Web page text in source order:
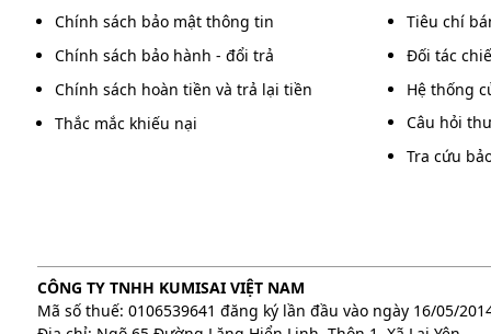
Chính sách bảo mật thông tin
Chính sách bảo hành - đổi trả
Chính sách hoàn tiền và trả lại tiền
Thắc mắc khiếu nại
Tiêu chí
Đối tác
Hệ thống
Câu hỏi
Tra cứu
CÔNG TY TNHH KUMISAI VIỆT NAM
Mã số thuế: 0106539641 đăng ký lần đầu vào ngày 16/05/